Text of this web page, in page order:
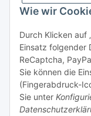
Wie wir
Durch Klicken auf
Einsatz folgender
ReCaptcha,
Sie können die
(Fingerabdruck-
Sie unter
Service
* Alle Preise inkl.